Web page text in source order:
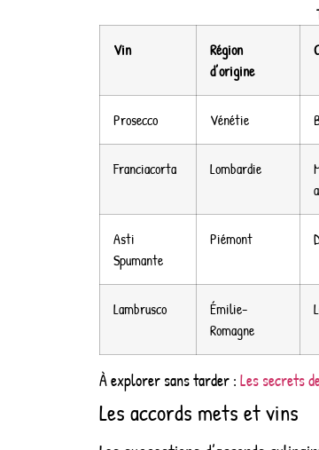
Vin
Région
d’origine
Prosecco Vénétie
Franciacorta Lombardie
Asti
Spumante
Piémont
Lambrusco
Émilie-
Romagne
À explorer sans tarder : Les secrets
Les accords mets et vins